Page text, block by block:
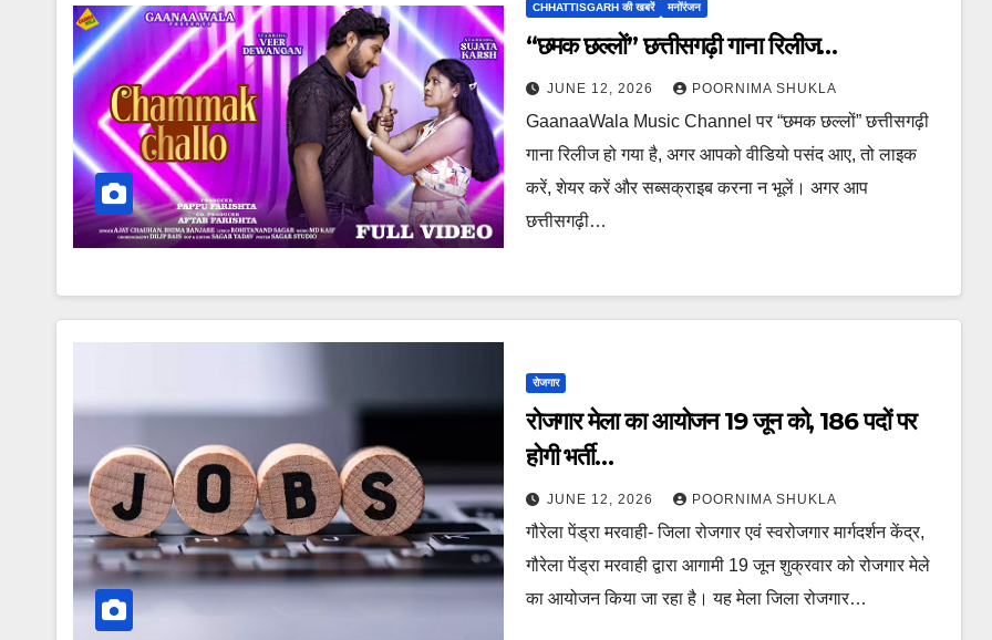
CHHATTISGARH की खबरें मनोंरंजन
“छमक छल्लों” छत्तीसगढ़ी गाना रिलीज…
JUNE 12, 2026 POORNIMA SHUKLA
GaanaaWala Music Channel पर “छमक छल्लों” छत्तीसगढ़ी
गाना रिलीज हो गया है, अगर आपको वीडियो पसंद आए, तो लाइक
करें, शेयर करें और सब्सक्राइब करना न भूलें। अगर आप
छत्तीसगढ़ी…
रोजगार
रोजगार मेला का आयोजन 19 जून को, 186 पदों पर
होगी भर्ती…
JUNE 12, 2026 POORNIMA SHUKLA
गौरेला पेंड्रा मरवाही- जिला रोजगार एवं स्वरोजगार मार्गदर्शन केंद्र,
गौरेला पेंड्रा मरवाही द्वारा आगामी 19 जून शुक्रवार को रोजगार मेले
का आयोजन किया जा रहा है। यह मेला जिला रोजगार…